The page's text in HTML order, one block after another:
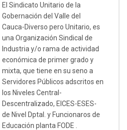
El Sindicato Unitario de la
Gobernación del Valle del
Cauca-Diverso pero Unitario, es
una Organización Sindical de
Industria y/o rama de actividad
económica de primer grado y
mixta, que tiene en su seno a
Servidores Públicos adscritos en
los Niveles Central-
Descentralizado, EICES-ESES-
de Nivel Dptal. y Funcionaros de
Educación planta FODE .